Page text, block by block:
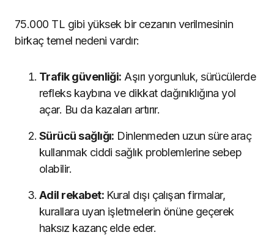
75.000 TL gibi yüksek bir cezanın verilmesinin
birkaç temel nedeni vardır:
Trafik güvenliği: Aşırı yorgunluk, sürücülerde
refleks kaybına ve dikkat dağınıklığına yol
açar. Bu da kazaları artırır.
Sürücü sağlığı: Dinlenmeden uzun süre araç
kullanmak ciddi sağlık problemlerine sebep
olabilir.
Adil rekabet:Kural dışı çalışan firmalar,
kurallara uyan işletmelerin önüne geçerek
haksız kazanç elde eder.